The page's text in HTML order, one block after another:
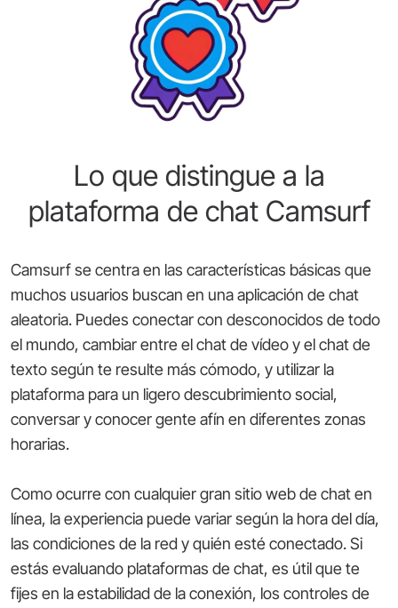
Lo que distingue a la
plataforma de chat Camsurf
Camsurf se centra en las características básicas que
muchos usuarios buscan en una aplicación de chat
aleatoria. Puedes conectar con desconocidos de todo
el mundo, cambiar entre el chat de vídeo y el chat de
texto según te resulte más cómodo, y utilizar la
plataforma para un ligero descubrimiento social,
conversar y conocer gente afín en diferentes zonas
horarias.
Como ocurre con cualquier gran sitio web de chat en
línea, la experiencia puede variar según la hora del día,
las condiciones de la red y quién esté conectado. Si
estás evaluando plataformas de chat, es útil que te
fijes en la estabilidad de la conexión, los controles de